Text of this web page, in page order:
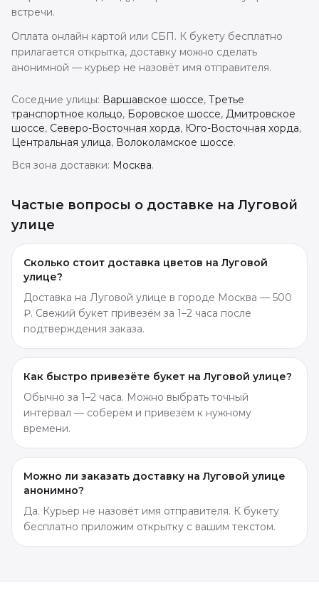
встречи.
Оплата онлайн картой или СБП. К букету бесплатно
прилагается открытка, доставку можно сделать
анонимной — курьер не назовёт имя отправителя.
Соседние улицы: Варшавское шоссе, Третье
транспортное кольцо, Боровское шоссе, Дмитровское
шоссе, Северо-Восточная хорда, Юго-Восточная хорда,
Центральная улица, Волоколамское шоссе.
Вся зона доставки: Москва.
Частые вопросы о доставке на Луговой
улице
Сколько стоит доставка цветов на Луговой
улице?
Доставка на Луговой улице в городе Москва — 500
₽. Свежий букет привезём за 1–2 часа после
подтверждения заказа.
Как быстро привезёте букет на Луговой улице?
Обычно за 1–2 часа. Можно выбрать точный
интервал — соберём и привезём к нужному
времени.
Можно ли заказать доставку на Луговой улице
анонимно?
Да. Курьер не назовёт имя отправителя. К букету
бесплатно приложим открытку с вашим текстом.